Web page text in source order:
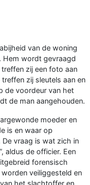
van de woning
Hem wordt gevraagd
zij een foto aan
zij sleutels aan en
de voordeur van het
de man aangehouden.
moeder en
is en waar op
vraag is wat zich in
aldus de officier. Een
forensisch
veiliggesteld en
het slachtoffer en